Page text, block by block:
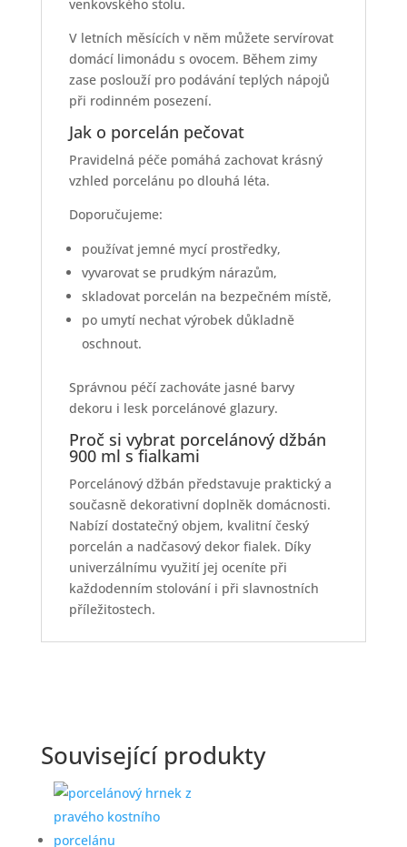
venkovského stolu.
V letních měsících v něm můžete servírovat
domácí limonádu s ovocem. Během zimy
zase poslouží pro podávání teplých nápojů
při rodinném posezení.
Jak o porcelán pečovat
Pravidelná péče pomáhá zachovat krásný
vzhled porcelánu po dlouhá léta.
Doporučujeme:
používat jemné mycí prostředky,
vyvarovat se prudkým nárazům,
skladovat porcelán na bezpečném místě,
po umytí nechat výrobek důkladně
oschnout.
Správnou péčí zachováte jasné barvy
dekoru i lesk porcelánové glazury.
Proč si vybrat porcelánový džbán
900 ml s fialkami
Porcelánový džbán představuje praktický a
současně dekorativní doplněk domácnosti.
Nabízí dostatečný objem, kvalitní český
porcelán a nadčasový dekor fialek. Díky
univerzálnímu využití jej oceníte při
každodenním stolování i při slavnostních
příležitostech.
Související produkty